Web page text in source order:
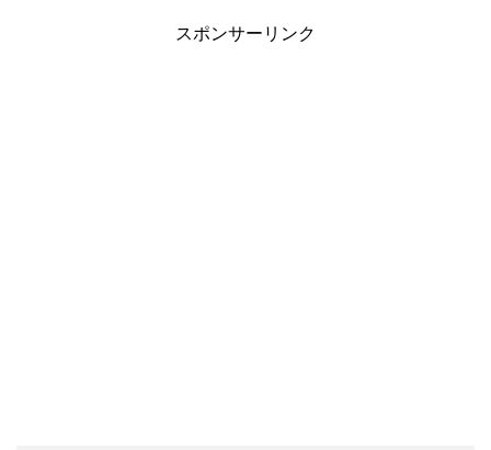
スポンサーリンク